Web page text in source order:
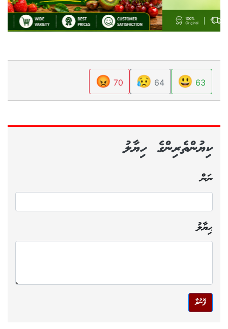
63
😃
64
😥
70
😡
ކިޔުންތެރިންގެ ހިޔާލު
ނަން
ޙިޔާލު
ފޮނުވާ